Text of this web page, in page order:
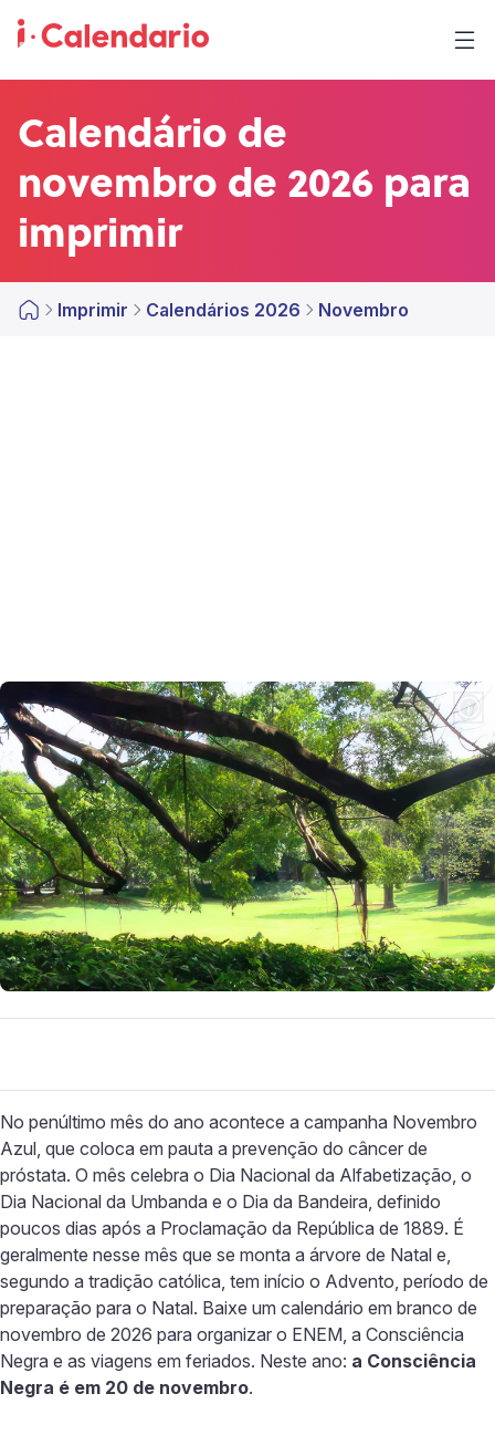
Calendário de
novembro de 2026 para
imprimir
Imprimir Calendários 2026 Novembro
No penúltimo mês do ano acontece a campanha Novembro
Azul, que coloca em pauta a prevenção do câncer de
próstata. O mês celebra o Dia Nacional da Alfabetização, o
Dia Nacional da Umbanda e o Dia da Bandeira, definido
poucos dias após a Proclamação da República de 1889. É
geralmente nesse mês que se monta a árvore de Natal e,
segundo a tradição católica, tem início o Advento, período de
preparação para o Natal. Baixe um calendário em branco de
novembro de 2026 para organizar o ENEM, a Consciência
Negra e as viagens em feriados. Neste ano: a Consciência
Negra é em 20 de novembro.